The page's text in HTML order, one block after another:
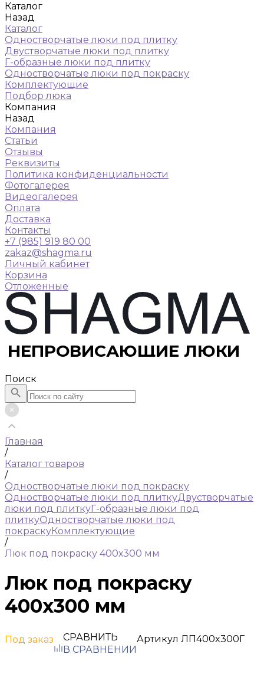
Каталог
Назад
Каталог
Одностворчатые люки под плитку
Двустворчатые люки под плитку
Г-образные люки под плитку
Одностворчатые люки под покраску
Комплектующие
Подбор люка
Компания
Назад
Компания
Статьи
Отзывы
Реквизиты
Политика конфиденциальности
Фотогалерея
Видеогалерея
Оплата
Доставка
Контакты
+7 (985) 919 80 00
zakaz@shagma.ru
Личный кабинет
Корзина
Отложенные
НЕПРОВИСАЮЩИЕ ЛЮКИ
Поиск
Главная
/
Каталог товаров
/
Одностворчатые люки под покраску
Одностворчатые люки под плиткуДвустворчатые
люки под плиткуГ-образные люки под
плиткуОдностворчатые люки под
покраскуКомплектующие
/
Люк под покраску 400х300 мм
Люк под покраску
400х300 мм
Под заказ
СРАВНИТЬ
В СРАВНЕНИИ
Артикул ЛП400x300Г